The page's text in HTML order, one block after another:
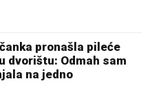
pronašla pileće
dvorištu: Odmah sam
na jedno